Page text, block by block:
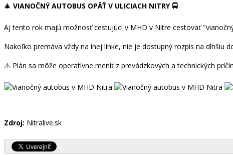
🎄 VIANOČNÝ AUTOBUS OPÄŤ V ULICIACH NITRY 🚍
Aj tento rok majú možnosť cestujúci v MHD v Nitre cestovať
Nakoľko premáva vždy na inej linke, nie je dostupný rozpis na dlhšiu
⚠️ Plán sa môže operatívne meniť z prevádzkových a technických príčin
Zdroj: Nitralive.sk